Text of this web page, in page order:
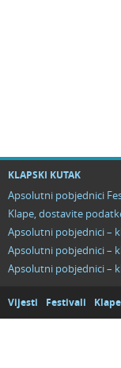
KLAPSKI KUTAK
Apsolutni pobjednici
Klape, dostavite
Apsolutni pobjednici –
Apsolutni pobjednici –
Apsolutni pobjednici –
Vijesti Festivali Klape